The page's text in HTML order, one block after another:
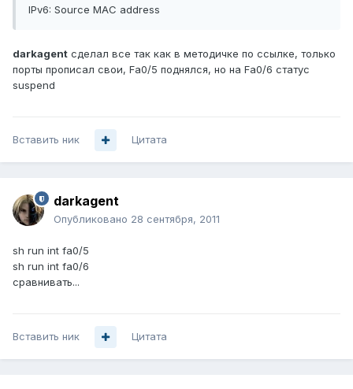
IPv6: Source MAC address
darkagent сделал все так как в методичке по ссылке, только
порты прописал свои, Fa0/5 поднялся, но на Fa0/6 статус
suspend
Вставить ник Цитата
darkagent
Опубликовано 28 сентября, 2011
sh run int fa0/5
sh run int fa0/6
сравнивать...
Вставить ник Цитата